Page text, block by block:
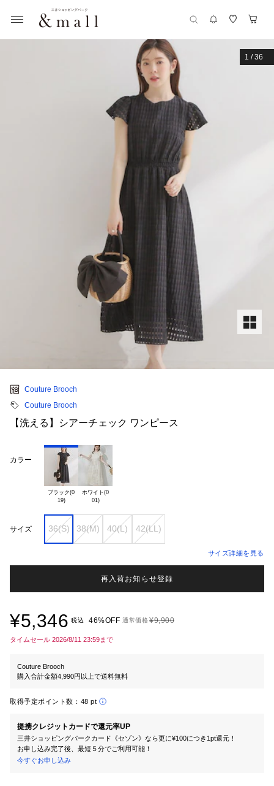
1 /36
Couture Brooch
Couture Brooch
【洗える】シアーチェック ワンピース
カラー
ブラック(0
19)
ホワイト(0
01)
サイズ 36(S) 38(M) 40(L) 42(LL)
サイズ詳細を見る
再入荷お知らせ登録
¥5,346 税込 46%OFF 通常価格¥9,900
タイムセール 2026/8/11 23:59まで
Couture Brooch
購入合計金額4,990円以上で送料無料
取得予定ポイント数： 48 pt
提携クレジットカードで還元率UP
三井ショッピングパークカード《セゾン》なら更に¥100につき1pt還元！
お申し込み完了後、最短５分でご利用可能！
今すぐお申し込み